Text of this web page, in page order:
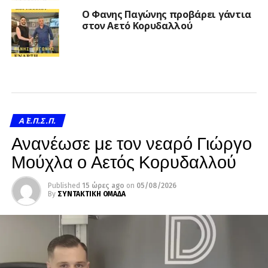
Ο Φανης Παγώνης προβάρει γάντια
στον Αετό Κορυδαλλού
Α΄ Ε.Π.Σ.Π.
Ανανέωσε με τον νεαρό Γιώργο
Μούχλα ο Αετός Κορυδαλλού
Published 15 ώρες ago on 05/08/2026
By ΣΥΝΤΑΚΤΙΚΗ ΟΜΑΔΑ